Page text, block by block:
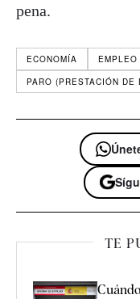
pena.
ECONOMÍA EMPLEO
PARO (PRESTACIÓN DE
TE